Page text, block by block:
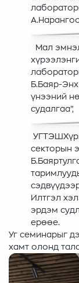
Мал
Б.Баяр-
үнээний
судалгаа”,
секторын
Илтгэл
эрдэм
ерөөе.
Уг семинарыг
хамт олонд